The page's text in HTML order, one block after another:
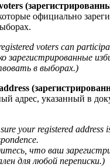
официально
voters can
зарегистрированные
в выборах.)
адрес, указанный в
your registered address
что ваш
для любой переписки.)